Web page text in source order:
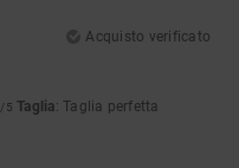
Acquisto verificato
/5 Taglia: Taglia perfetta